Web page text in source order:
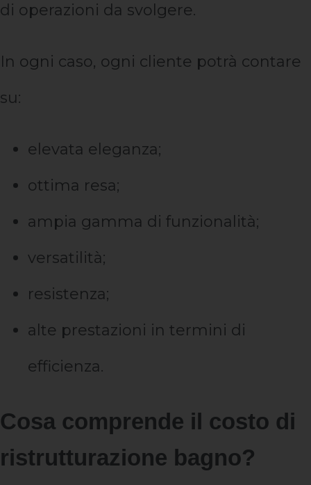
di operazioni da svolgere.
In ogni caso, ogni cliente potrà contare
su:
elevata eleganza;
ottima resa;
ampia gamma di funzionalità;
versatilità;
resistenza;
alte prestazioni in termini di
efficienza.
Cosa comprende il costo di
ristrutturazione bagno?